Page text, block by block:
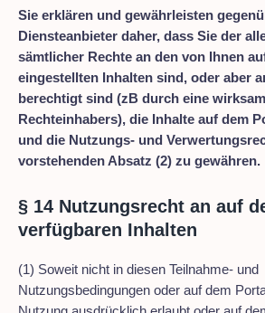
Sie erklären und gewährleisten
Diensteanbieter daher, dass Sie der
sämtlicher Rechte an den von Ihnen
eingestellten Inhalten sind, oder aber
berechtigt sind (zB durch eine
Rechteinhabers), die Inhalte auf dem
und die Nutzungs- und
vorstehenden Absatz (2) zu gewähren.
§ 14 Nutzungsrecht an auf
verfügbaren Inhalten
(1) Soweit nicht in diesen Teilnahme- und
Nutzungsbedingungen oder auf dem